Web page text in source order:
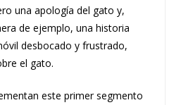
una apología del gato y,
de ejemplo, una historia
desbocado y frustrado,
el gato.
este primer segmento